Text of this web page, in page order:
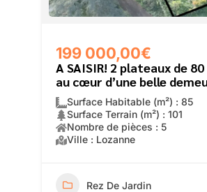
199 000,00€
A SAISIR! 2 plateaux de
au cœur d’une belle
Châtillon d’Azergues
Surface Habitable (m²) : 85
Surface Terrain (m²) : 101
Nombre de pièces : 5
Ville : Lozanne
Rez De Jardin